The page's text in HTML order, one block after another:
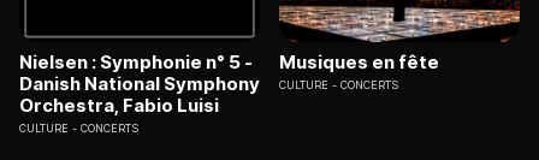
Nielsen : Symphonie n° 5 -
Danish National Symphony
Orchestra, Fabio Luisi
CULTURE CONCERTS
Musiques en fête
CULTURE CONCERTS